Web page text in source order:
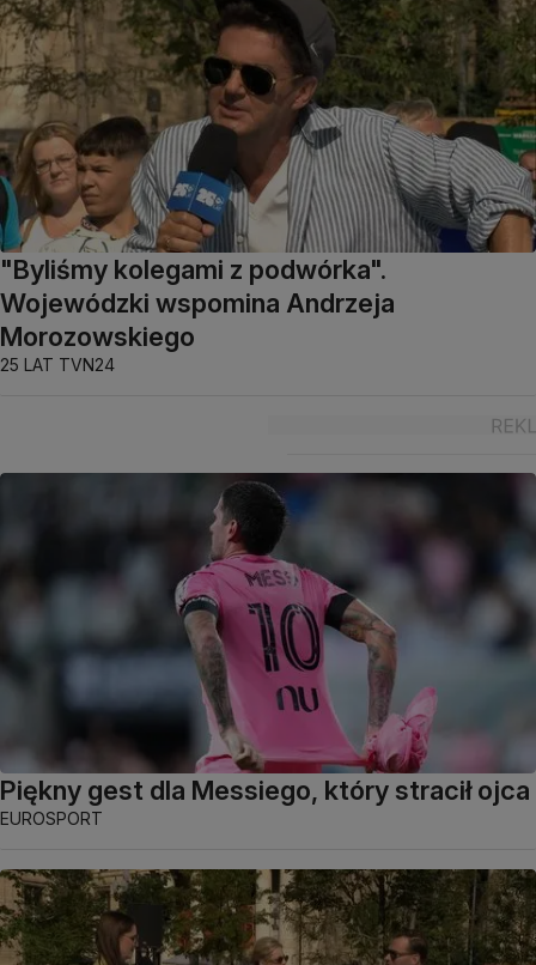
"Byliśmy kolegami z podwórka".
Wojewódzki wspomina Andrzeja
Morozowskiego
25 LAT TVN24
Piękny gest dla Messiego, który stracił ojca
EUROSPORT